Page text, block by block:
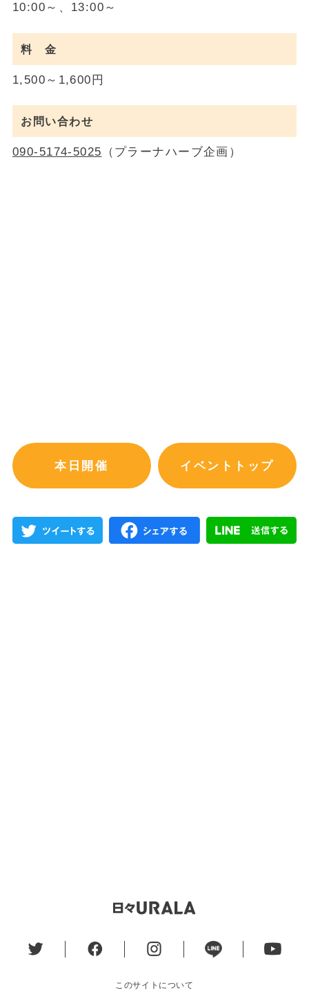
10:00～、13:00～
料 金
1,500～1,600円
お問い合わせ
090-5174-5025 （プラーナハーブ企画）
本日開催 イベントトップ
このサイトについて